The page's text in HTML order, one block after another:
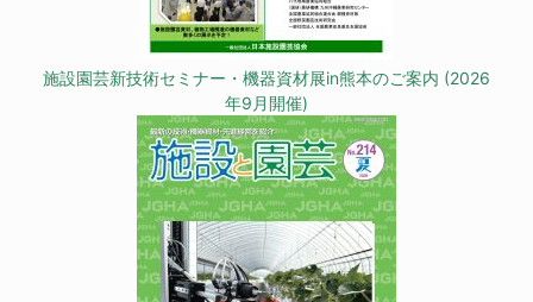
施設園芸新技術セミナー・機器資材展in熊本のご案内 (2026
年9月開催)